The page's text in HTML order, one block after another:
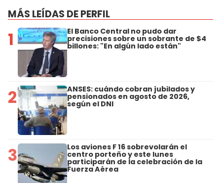
MÁS LEÍDAS DE PERFIL
1 El Banco Central no pudo dar
precisiones sobre un sobrante de $4
billones: "En algún lado están"
2 ANSES: cuándo cobran jubilados y
pensionados en agosto de 2026,
según el DNI
3 Los aviones F 16 sobrevolarán el
centro porteño y este lunes
participarán de la celebración de la
Fuerza Aérea